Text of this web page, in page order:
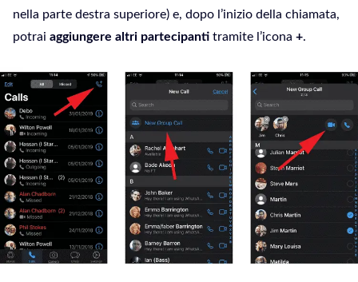
nella parte destra superiore) e, dopo l’inizio della chiamata,
potrai aggiungere altri partecipanti tramite l’icona +.